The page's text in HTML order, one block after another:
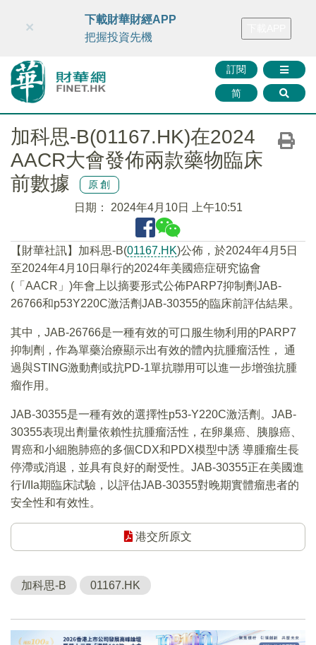
財華智庫網 FINTV FINMETA 財華證券 媒體矩陣
訂閱
简
×
下載財華財經APP
把握投資先機
加科思-B(01167.HK)在2024
AACR大會發佈兩款藥物臨床
前數據
原創
日期： 2024年4月10日 上午10:51
【財華社訊】加科思-B(01167.HK)公佈，於2024年4月5日
至2024年4月10日舉行的2024年美國癌症研究協會
(「AACR」)年會上以摘要形式公佈PARP7抑制劑JAB-
26766和p53Y220C激活劑JAB-30355的臨床前評估結果。
其中，JAB-26766是一種有效的可口服生物利用的PARP7
抑制劑，作為單藥治療顯示出有效的體內抗腫瘤活性， 通
過與STING激動劑或抗PD-1單抗聯用可以進一步增強抗腫
瘤作用。
JAB-30355是一種有效的選擇性p53-Y220C激活劑。JAB-
30355表現出劑量依賴性抗腫瘤活性，在卵巢癌、胰腺癌、
胃癌和小細胞肺癌的多個CDX和PDX模型中誘 導腫瘤生長
停滯或消退，並具有良好的耐受性。JAB-30355正在美國進
行I/IIa期臨床試驗，以評估JAB-30355對晚期實體瘤患者的
安全性和有效性。
港交所原文
加科思-B 01167.HK